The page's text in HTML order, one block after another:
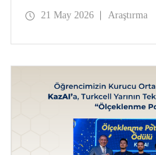
Architectures for RISC V
21 May 2026 Araştırma